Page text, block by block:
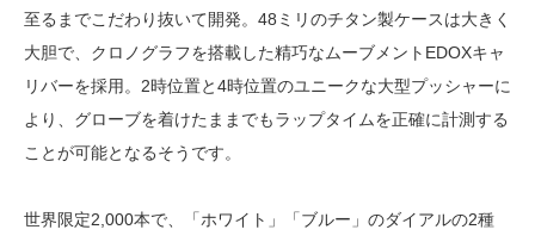
至るまでこだわり抜いて開発。48ミリのチタン製ケースは大きく
大胆で、クロノグラフを搭載した精巧なムーブメントEDOXキャ
リバーを採用。2時位置と4時位置のユニークな大型プッシャーに
より、グローブを着けたままでもラップタイムを正確に計測する
ことが可能となるそうです。
世界限定2,000本で、「ホワイト」「ブルー」のダイアルの2種